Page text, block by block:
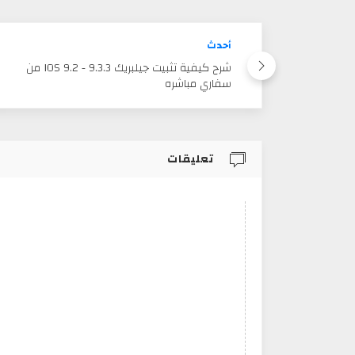
أحدث
شرح كيفية تثبيت جيلبريك IOS 9.2 - 9.3.3 من
سفاري مباشره
تعليقات